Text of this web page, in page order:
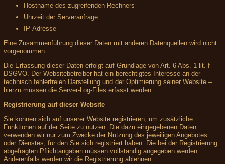
Hostname des zugreifenden Rechners
Uhrzeit der Serveranfrage
IP-Adresse
Eine Zusammenführung dieser Daten mit anderen Datenquellen wird nicht
vorgenommen.
Die Erfassung dieser Daten erfolgt auf Grundlage von Art. 6 Abs. 1 lit. f
DSGVO. Der Websitebetreiber hat ein berechtigtes Interesse an der
technisch fehlerfreien Darstellung und der Optimierung seiner Website –
hierzu müssen die Server-Log-Files erfasst werden.
Registrierung auf dieser Website
Sie können sich auf unserer Website registrieren, um zusätzliche
Funktionen auf der Seite zu nutzen. Die dazu eingegebenen Daten
verwenden wir nur zum Zwecke der Nutzung des jeweiligen Angebotes
oder Dienstes, für den Sie sich registriert haben. Die bei der Registrierung
abgefragten Pflichtangaben müssen vollständig angegeben werden.
Anderenfalls werden wir die Registrierung ablehnen.